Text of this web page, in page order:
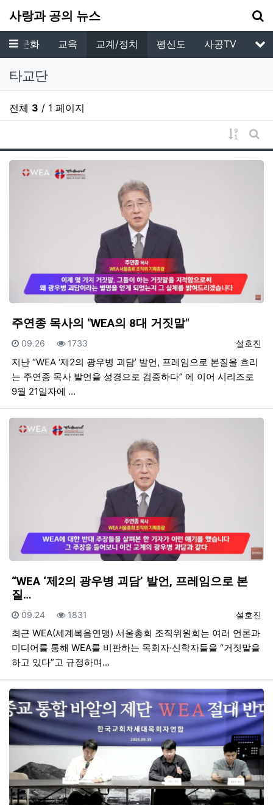
사랑과 공의 뉴스
메뉴
배/문화 교육 교계/정치 평신도
사공TV
타교단
전체 3 / 1 페이지
게시물
게
주연종 목사의 "WEA의 8대 거짓말"
등록자
설호진
등록일
09.26 조회
1733
지난 “WEA ‘제2의 광우병 괴담’ 발언, 프레임으로 본질을 흐리
는 주연종 목사 발언을 성경으로 검증하다” 에 이어 시리즈로
9월 21일자에 …
“WEA ‘제2의 광우병 괴담’ 발언, 프레임으로 본
질…
등록자
설호진
등록일
09.24 조회
1831
최근 WEA(세계복음연맹) 서울총회 조직위원회는 여러 언론과
미디어를 통해 WEA를 비판하는 목회자·신학자들을 “거짓말을
하고 있다”고 규정하며…